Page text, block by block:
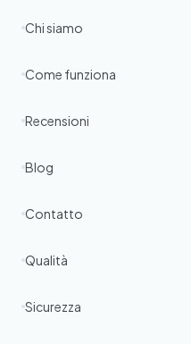
Chi siamo
Come funziona
Recensioni
Blog
Contatto
Qualità
Sicurezza